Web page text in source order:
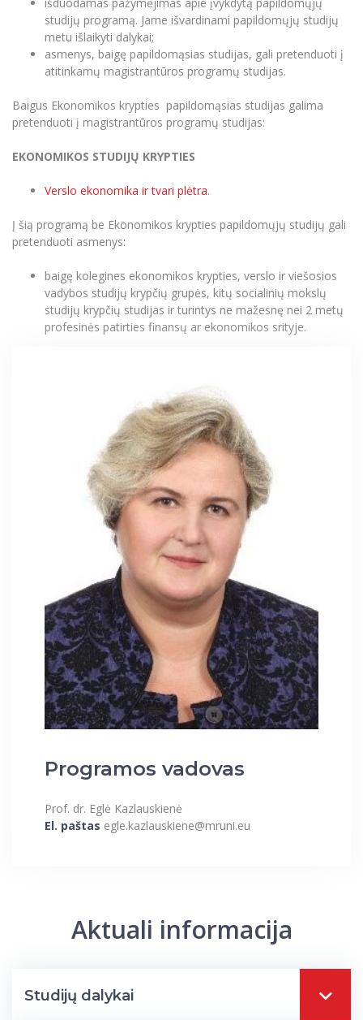
Azijos centras
Vilniaus Karaliaus Sedžiongo institutas
Vilniaus Karaliaus Sedžiongo institutas
Frankofoniškų šalių studijų centras
Parama Ukrainai
Civilinė sauga
Korupcijos prevencija
Informacinė sistema "Studijos"
Darbuotojų elektroninis paštas
Daugiafaktorinė autentifikacija universiteto
darbuotojams (MFA)
Bendruomenės gerovė
MRU norminių teisės aktų duomenų bazė
Intranetas
Microsoft Office 365
Pagalbos sistema
Profesinė sąjunga
Kontaktų paieška
Doktorantūros studijos
Profesinės bakalauro studijos
studijų programą. Jame išvardinami papildomųjų studijų
metu išlaikyti dalykai;
asmenys, baigę papildomąsias studijas, gali pretenduoti į
atitinkamų magistrantūros programų studijas.
Baigus Ekonomikos krypties papildomąsias studijas galima
pretenduoti į magistrantūros programų studijas:
EKONOMIKOS STUDIJŲ KRYPTIES
Verslo ekonomika ir tvari plėtra.
Į šią programą be Ekonomikos krypties papildomųjų studijų gali
pretenduoti asmenys:
baigę kolegines ekonomikos krypties, verslo ir viešosios
vadybos studijų krypčių grupės, kitų socialinių mokslų
studijų krypčių studijas ir turintys ne mažesnę nei 2 metų
profesinės patirties finansų ar ekonomikos srityje.
Programos vadovas
Prof. dr. Eglė Kazlauskienė
El. paštas egle.kazlauskiene@mruni.eu
Aktuali informacija
Studijų dalykai